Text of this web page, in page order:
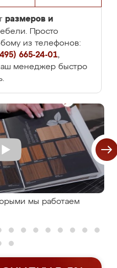
размеров и
Просто
из телефонов:
665-24-01,
менеджер быстро
мы работаем